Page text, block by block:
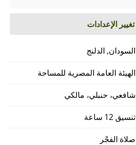
تغيير الإعدادات
السودان, الدلنج
الهيئة العامة المصرية للمساحة
شافعي، حنبلي، مالكي
تنسيق 12 ساعة
صلاة الفجْر